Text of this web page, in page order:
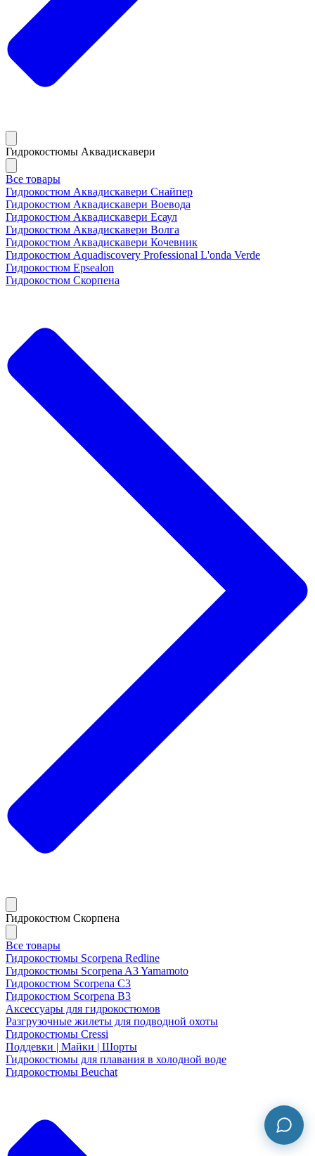
Гидрокостюмы Аквадискавери
Все товары
Гидрокостюм Аквадискавери Снайпер
Гидрокостюм Аквадискавери Воевода
Гидрокостюм Аквадискавери Есаул
Гидрокостюм Аквадискавери Волга
Гидрокостюм Аквадискавери Кочевник
Гидрокостюм Aquadiscovery Professional L'onda Verde
Гидрокостюм Epsealon
Гидрокостюм Скорпена
Гидрокостюм Скорпена
Все товары
Гидрокостюмы Scorpena Redline
Гидрокостюмы Scorpena A3 Yamamoto
Гидрокостюм Scorpena C3
Гидрокостюм Scorpena B3
Аксессуары для гидрокостюмов
Разгрузочные жилеты для подводной охоты
Гидрокостюмы Cressi
Поддевки | Майки | Шорты
Гидрокостюмы для плавания в холодной воде
Гидрокостюмы Beuchat